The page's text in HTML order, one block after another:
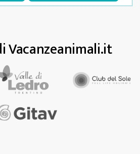
Vacanzeanimali.it